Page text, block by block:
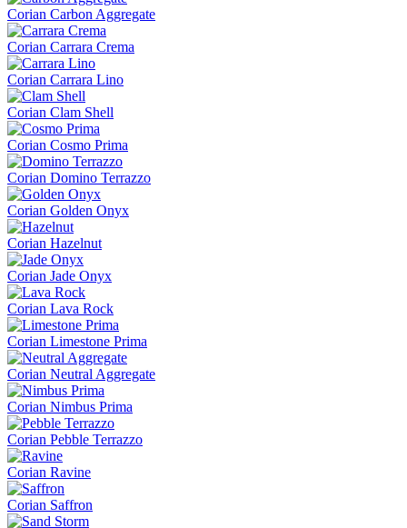
Corian Carbon Aggregate
Corian Carrara Crema
Corian Carrara Lino
Corian Clam Shell
Corian Cosmo Prima
Corian Domino Terrazzo
Corian Golden Onyx
Corian Hazelnut
Corian Jade Onyx
Corian Lava Rock
Corian Limestone Prima
Corian Neutral Aggregate
Corian Nimbus Prima
Corian Pebble Terrazzo
Corian Ravine
Corian Saffron